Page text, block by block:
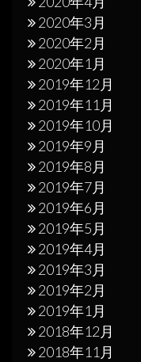
2020年3月
2020年2月
2020年1月
2019年12月
2019年11月
2019年10月
2019年9月
2019年8月
2019年7月
2019年6月
2019年5月
2019年4月
2019年3月
2019年2月
2019年1月
2018年12月
2018年11月